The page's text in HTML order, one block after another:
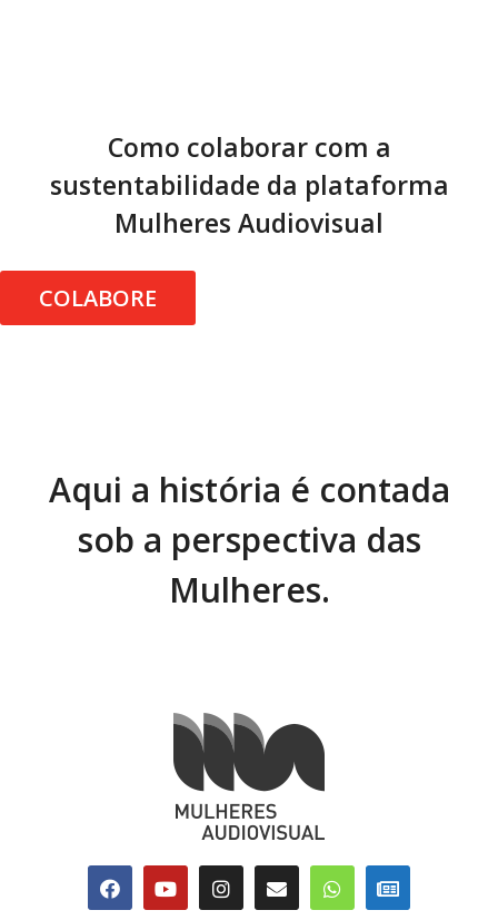
Como colaborar com a
sustentabilidade da plataforma
Mulheres Audiovisual
COLABORE
Aqui a história é contada
sob a perspectiva das
Mulheres.